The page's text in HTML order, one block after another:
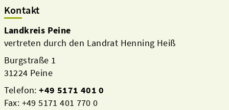
Kontakt
Landkreis Peine
vertreten durch den Landrat Henning Heiß
Burgstraße 1
31224 Peine
Telefon:+49 5171 401 0
Fax: +49 5171 401 770 0